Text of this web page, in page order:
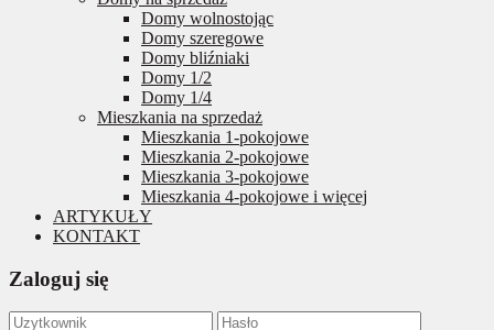
Domy wolnostojąc
Domy szeregowe
Domy bliźniaki
Domy 1/2
Domy 1/4
Mieszkania na sprzedaż
Mieszkania 1-pokojowe
Mieszkania 2-pokojowe
Mieszkania 3-pokojowe
Mieszkania 4-pokojowe i więcej
ARTYKUŁY
KONTAKT
Zaloguj się